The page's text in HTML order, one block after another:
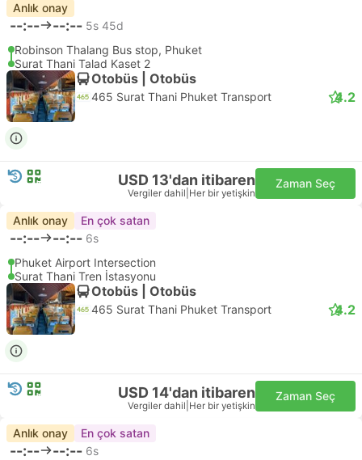
Anlık onay
--:-- --:-- 5s 45d
Robinson Thalang Bus stop, Phuket
Surat Thani Talad Kaset 2
Otobüs | Otobüs
465 Surat Thani Phuket Transport 4.2
USD 13'dan itibaren
Vergiler dahil Her bir yetişkin
Zaman Seç
Anlık onay En çok satan
--:-- --:-- 6s
Phuket Airport Intersection
Surat Thani Tren İstasyonu
Otobüs | Otobüs
465 Surat Thani Phuket Transport 4.2
USD 14'dan itibaren
Vergiler dahil Her bir yetişkin
Zaman Seç
Anlık onay En çok satan
--:-- --:-- 6s